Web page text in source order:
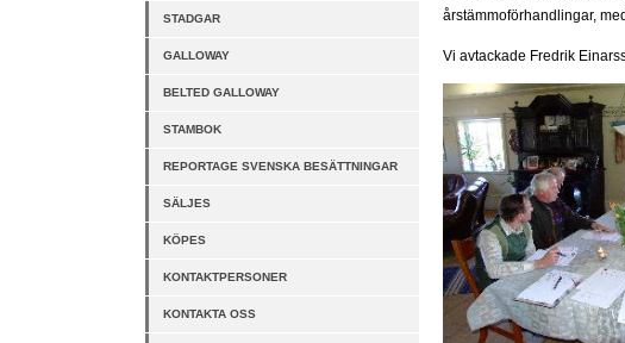
STADGAR
GALLOWAY
BELTED GALLOWAY
STAMBOK
REPORTAGE SVENSKA BESÄTTNINGAR
SÄLJES
KÖPES
KONTAKTPERSONER
KONTAKTA OSS
årstämmoförhandlingar,
Vi avtackade Fredrik